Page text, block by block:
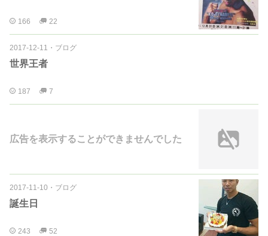
166 22
2017-12-11 ・ ブログ
世界王者
187 7
広告を表示することができませんでした
2017-11-10 ・ ブログ
誕生日
243 52